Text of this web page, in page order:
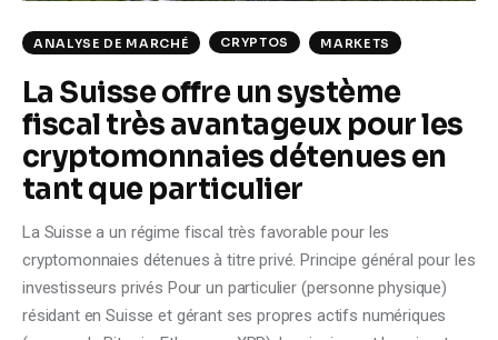
ANALYSE DE MARCHÉ CRYPTOS MARKETS
La Suisse offre un système
fiscal très avantageux pour les
cryptomonnaies détenues en
tant que particulier
La Suisse a un régime fiscal très favorable pour les
cryptomonnaies détenues à titre privé. Principe général pour les
investisseurs privés Pour un particulier (personne physique)
résidant en Suisse et gérant ses propres actifs numériques